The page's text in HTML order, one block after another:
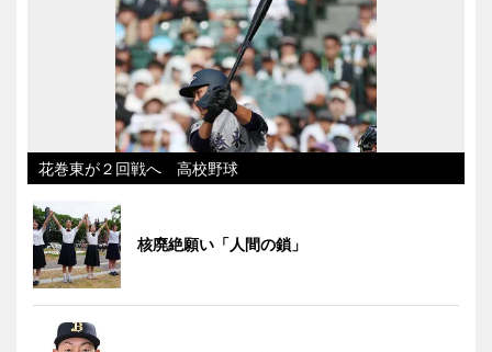
花巻東が２回戦へ 高校野球
核廃絶願い「人間の鎖」